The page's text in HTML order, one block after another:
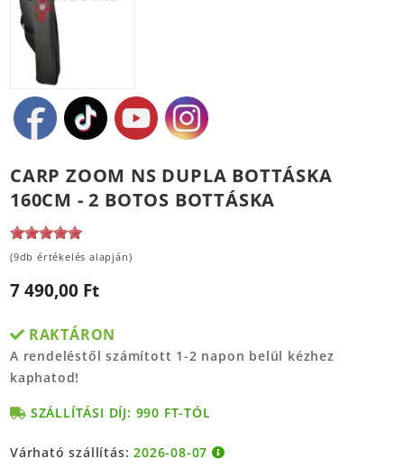
CARP ZOOM NS DUPLA BOTTÁSKA
160CM - 2 BOTOS BOTTÁSKA
(9db értékelés alapján)
7 490,00 Ft
RAKTÁRON
A rendeléstől számított 1-2 napon belül kézhez
kaphatod!
SZÁLLÍTÁSI DÍJ: 990 FT-TÓL
Várható szállítás:2026-08-07